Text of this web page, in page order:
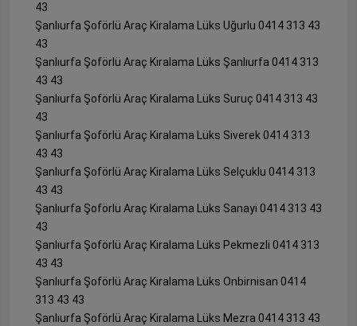
43
Şanlıurfa Şoförlü Araç Kiralama Lüks Uğurlu 0414 313 43
43
Şanlıurfa Şoförlü Araç Kiralama Lüks Şanlıurfa 0414 313
43 43
Şanlıurfa Şoförlü Araç Kiralama Lüks Suruç 0414 313 43
43
Şanlıurfa Şoförlü Araç Kiralama Lüks Siverek 0414 313
43 43
Şanlıurfa Şoförlü Araç Kiralama Lüks Selçuklu 0414 313
43 43
Şanlıurfa Şoförlü Araç Kiralama Lüks Sanayi 0414 313 43
43
Şanlıurfa Şoförlü Araç Kiralama Lüks Pekmezli 0414 313
43 43
Şanlıurfa Şoförlü Araç Kiralama Lüks Onbirnisan 0414
313 43 43
Şanlıurfa Şoförlü Araç Kiralama Lüks Mezra 0414 313 43